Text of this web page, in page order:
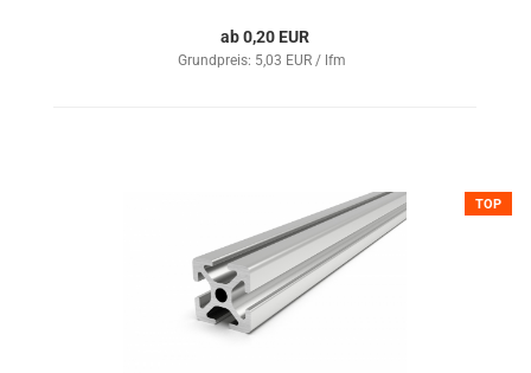
ab 0,20 EUR
Grundpreis: 5,03 EUR / lfm
TOP